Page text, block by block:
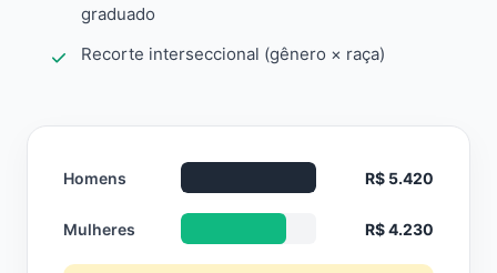
graduado
Recorte interseccional (gênero × raça)
Homens R$ 5.420
Mulheres R$ 4.230